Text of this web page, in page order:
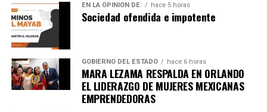
Recibe las noticias al instante
Únete al canal oficial de WhatsApp de
Quinto Poder y recibe las noticias más
importantes de Quintana Roo directamente
en tu teléfono.
EN LA OPINIÓN DE: hace 5 horas
Sociedad ofendida e impotente
GOBIERNO DEL ESTADO hace 6 horas
MARA LEZAMA RESPALDA EN ORLANDO
EL LIDERAZGO DE MUJERES MEXICANAS
EMPRENDEDORAS